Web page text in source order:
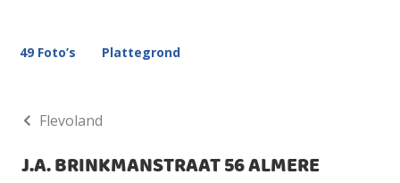
49 Foto’s Plattegrond
Flevoland
J.A. BRINKMANSTRAAT 56 ALMERE